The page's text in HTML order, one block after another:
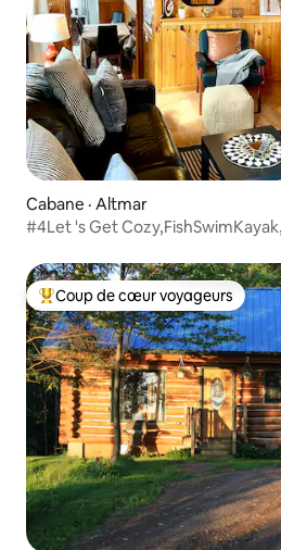
Cabane · Altmar
#4Let 's Get
Coup de cœur voyageurs parmi
Coup de cœur voyageurs